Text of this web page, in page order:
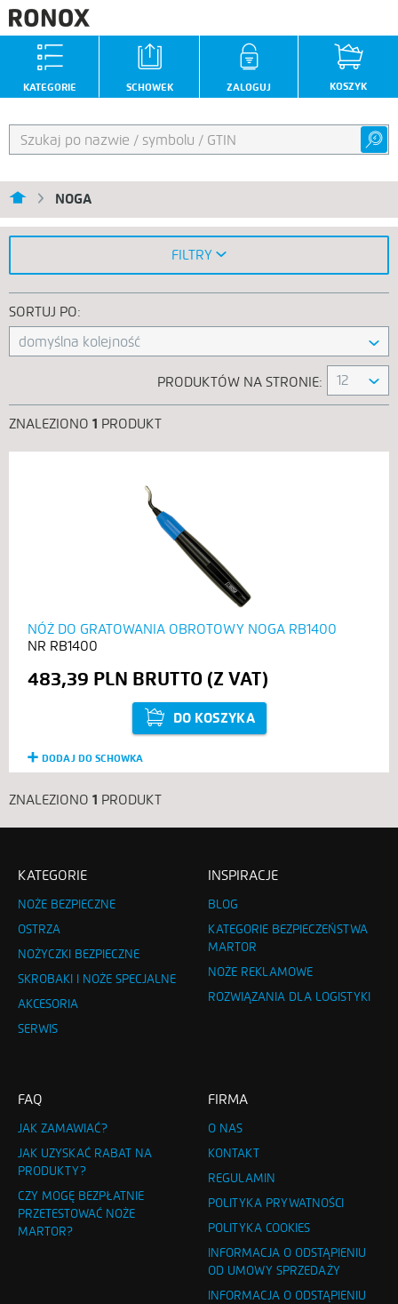
ZALOGUJ KOSZYK
SCHOWEK
KATEGORIE
NOGA
SORTUJ PO:
domyślna kolejność
PRODUKTÓW NA STRONIE: 12
ZNALEZIONO 1 PRODUKT
NÓŻ DO GRATOWANIA OBROTOWY NOGA RB1400
RB1400
483,39 PLN
DO KOSZYKA
DODAJ DO SCHOWKA
ZNALEZIONO 1 PRODUKT
FILTRY
KATEGORIE
NOŻE BEZPIECZNE
OSTRZA
NOŻYCZKI BEZPIECZNE
SKROBAKI I NOŻE SPECJALNE
AKCESORIA
SERWIS
INSPIRACJE
BLOG
KATEGORIE BEZPIECZEŃSTWA
MARTOR
NOŻE REKLAMOWE
ROZWIĄZANIA DLA LOGISTYKI
FAQ
JAK ZAMAWIAĆ?
JAK UZYSKAĆ RABAT NA
PRODUKTY?
CZY MOGĘ BEZPŁATNIE
PRZETESTOWAĆ NOŻE
MARTOR?
FIRMA
O NAS
KONTAKT
REGULAMIN
POLITYKA PRYWATNOŚCI
POLITYKA COOKIES
INFORMACJA O ODSTĄPIENIU
OD UMOWY SPRZEDAŻY
INFORMACJA O ODSTĄPIENIU